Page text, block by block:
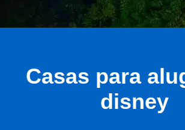
Casas para
disney